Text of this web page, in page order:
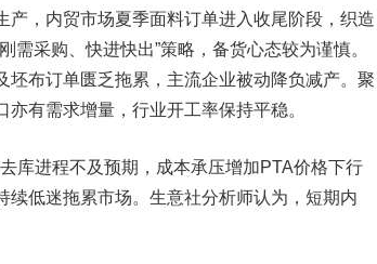
，内贸市场夏季面料订单进入收尾阶段，织造
采购、快进快出”策略，备货心态较为谨慎。
布订单匮乏拖累，主流企业被动降负减产。聚
有需求增量，行业开工率保持平稳。
库进程不及预期，成本承压增加PTA价格下行
低迷拖累市场。生意社分析师认为，短期内